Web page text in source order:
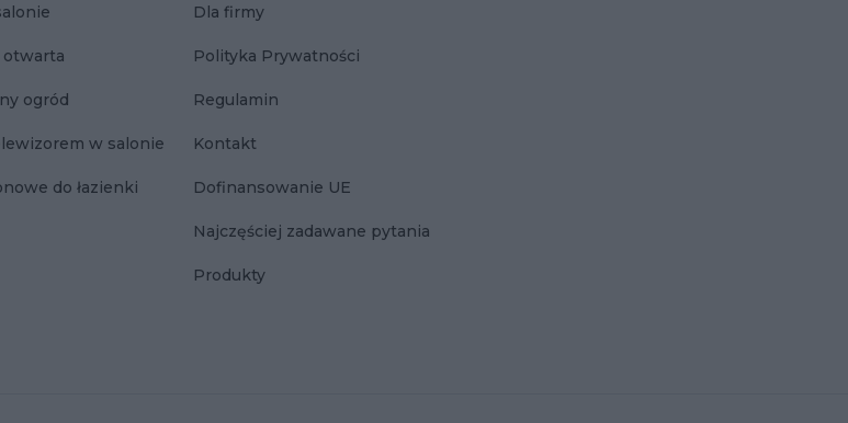
otwarta
ogród
w salonie
do łazienki
Dla firmy
Polityka Prywatności
Regulamin
Kontakt
Dofinansowanie UE
Najczęściej zadawane pytania
Produkty